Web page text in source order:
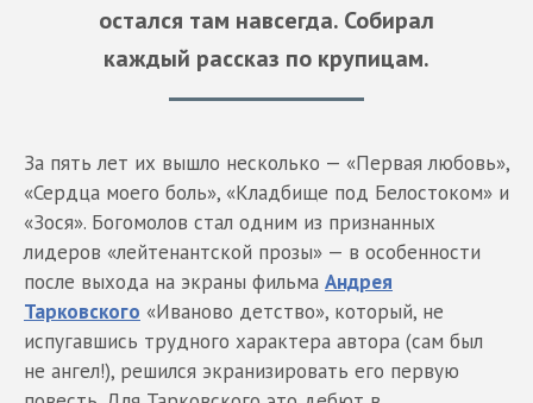
остался там навсегда. Собирал
каждый рассказ по крупицам.
За пять лет их вышло несколько — «Первая любовь»,
«Сердца моего боль», «Кладбище под Белостоком» и
«Зося». Богомолов стал одним из признанных
лидеров «лейтенантской прозы» — в особенности
после выхода на экраны фильма Андрея
Тарковского «Иваново детство», который, не
испугавшись трудного характера автора (сам был
не ангел!), решился экранизировать его первую